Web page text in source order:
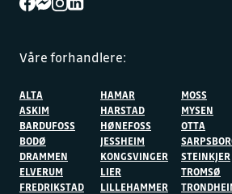
Våre forhandlere:
ALTA
ASKIM
BARDUFOSS
BODØ
DRAMMEN
ELVERUM
FREDRIKSTAD
HAMAR
HARSTAD
HØNEFOSS
JESSHEIM
KONGSVINGER
LIER
LILLEHAMMER
MOSS
MYSEN
OTTA
STEINKJER
TROMSØ